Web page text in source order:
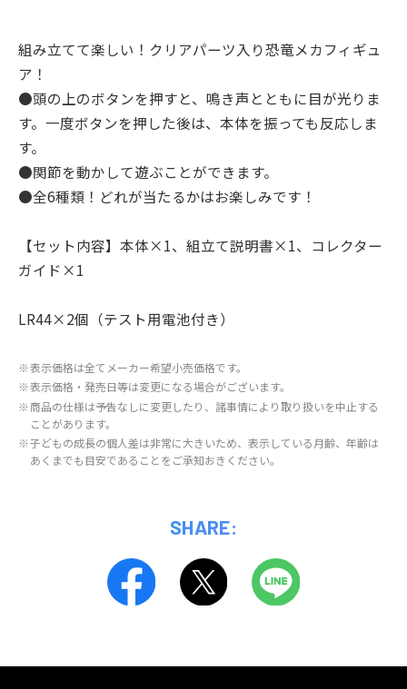
組み立てて楽しい！クリアパーツ入り恐竜メカフィギュ
ア！
●頭の上のボタンを押すと、鳴き声とともに目が光りま
す。一度ボタンを押した後は、本体を振っても反応しま
す。
●関節を動かして遊ぶことができます。
●全6種類！どれが当たるかはお楽しみです！
【セット内容】本体×1、組立て説明書×1、コレクター
ガイド×1
LR44×2個（テスト用電池付き）
※表示価格は全てメーカー希望小売価格です。
※表示価格・発売日等は変更になる場合がございます。
※商品の仕様は予告なしに変更したり、諸事情により取り扱いを中止する
ことがあります。
※子どもの成長の個人差は非常に大きいため、表示している月齢、年齢は
あくまでも目安であることをご承知おきください。
SHARE: